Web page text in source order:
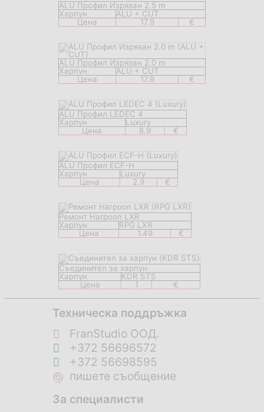
ALU Профил Изрязан 2.5 m
Харпун
ALU + CUT
Цена
17.9 €
ALU Профил Изрязан 2.0 m
Харпун
ALU + CUT
Цена
17.9 €
ALU Профил LEDEC 4
Харпун
Luxury
Цена
8.9 €
ALU Профил ECF-H
Харпун
Luxury
Цена
2.9 €
Ремонт Harpoon LXR
Харпун
RPG LXR
Цена
1.49 €
Съединител за харпун
Харпун
KDR STS
Цена
1 €
Техническа поддръжка
FranStudio ООД.
+372 56696572
+372 56698595
@ пишете съобщение
За специалисти